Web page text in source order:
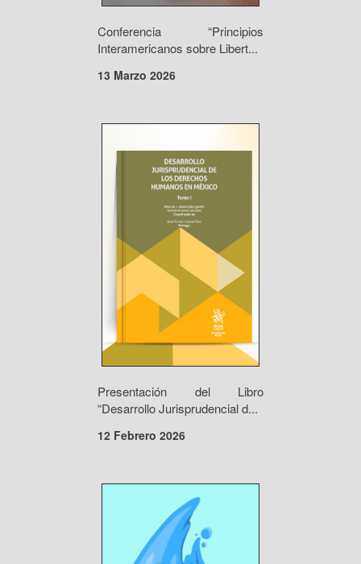
Conferencia “Principios
Interamericanos sobre Libert...
13 Marzo 2026
Presentación del Libro
“Desarrollo Jurisprudencial d...
12 Febrero 2026